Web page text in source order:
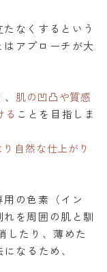
なくするという
アプローチが大
肌の凹凸や質感
る ことを目指しま
り自然な仕上がり
の色素（イン
を周囲の肌と馴
したり、薄めた
なるため、